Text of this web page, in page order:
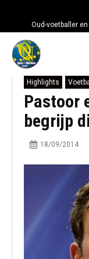
Oud-voetballer
Highlights
Pastoor
begrijp
18/09/2014